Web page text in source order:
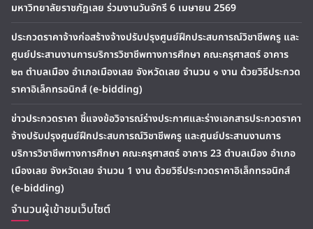
มหาวิทยาลัยราชภัฏเลย ร่วมงานวันจักรี 6 เมษายน 2569
ประกวดราคาจ้างก่อสร้างจ้างปรับปรุงศูนย์ฝึกประสบการณ์วิชาชีพครู และ
ศูนย์ประสานงานการบริการวิชาชีพทางการศึกษา คณะครุศาสตร์ อาคาร
๒๓ ตำบลเมือง อำเภอเมืองเลย จังหวัดเลย จำนวน ๑ งาน ด้วยวิธีประกวด
ราคาอิเล็กทรอนิกส์ (e-bidding)
ข่าวประกวดราคา ชี้แจงข้อวิจารณ์ร่างประกาศและร่างเอกสารประกวดราคา
จ้างปรับปรุงศูนย์ฝึกประสบการณ์วิชาชีพครู และศูนย์ประสานงานการ
บริการวิชาชีพทางการศึกษา คณะครุศาสตร์ อาคาร 23 ตำบลเมือง อำเภอ
เมืองเลย จังหวัดเลย จำนวน 1 งาน ด้วยวิธีประกวดราคาอิเล็กทรอนิกส์
(e-bidding)
จำนวนผู้เข้าชมเว็บไซต์